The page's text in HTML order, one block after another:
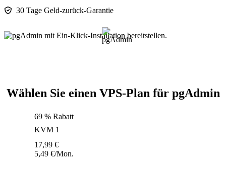
30 Tage Geld-zurück-Garantie
Wählen Sie einen VPS-Plan für pgAdmin
69 % Rabatt
KVM 1
17,99 €
5,49 €/Mon.